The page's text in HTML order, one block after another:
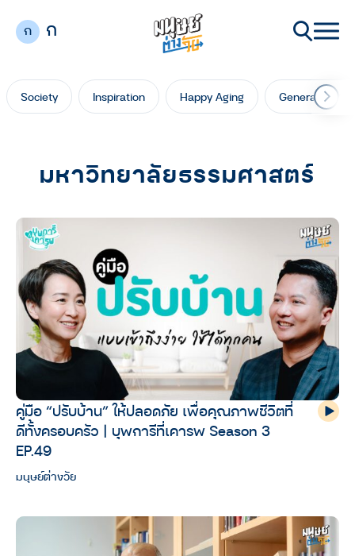
ก ก
Society Inspiration Happy Aging Generation
มหาวิทยาลัยธรรมศาสตร์
คู่มือ “ปรับบ้าน” ให้ปลอดภัย เพื่อคุณภาพชีวิตที่
ดีทั้งครอบครัว | บุพการีที่เคารพ Season 3
EP.49
มนุษย์ต่างวัย